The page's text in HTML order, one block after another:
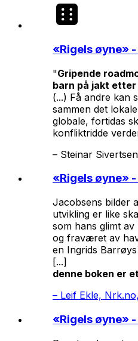
«Rigels øyne»
"Gripende
barn på jakt
(...) Få andre kan
sammen det
globale, fortidas
konfliktridde
– Steinar
«Rigels øyne»
Jacobsens bilder
utvikling er like
som hans glimt
og fraværet av
en Ingrids
[...]
denne boken er
– Leif Ekle,
«Rigels øyne»